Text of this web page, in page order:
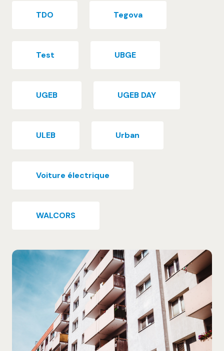
TDO Tegova
Test UBGE
UGEB UGEB DAY
ULEB Urban
Voiture électrique
WALCORS